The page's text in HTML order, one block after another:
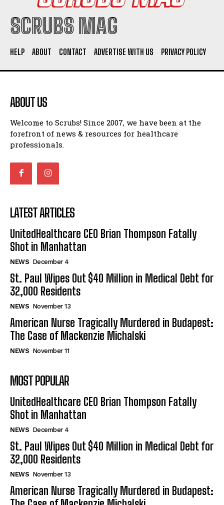
SCRUBS MAG
HELP ABOUT CONTACT ADVERTISE WITH US PRIVACY POLICY
ABOUT US
Welcome to Scrubs! Since 2007, we have been at the
forefront of news & resources for healthcare
professionals.
LATEST ARTICLES
UnitedHealthcare CEO Brian Thompson Fatally
Shot in Manhattan
NEWS December 4
St. Paul Wipes Out $40 Million in Medical Debt for
32,000 Residents
NEWS November 13
American Nurse Tragically Murdered in Budapest:
The Case of Mackenzie Michalski
NEWS November 11
MOST POPULAR
UnitedHealthcare CEO Brian Thompson Fatally
Shot in Manhattan
NEWS December 4
St. Paul Wipes Out $40 Million in Medical Debt for
32,000 Residents
NEWS November 13
American Nurse Tragically Murdered in Budapest: